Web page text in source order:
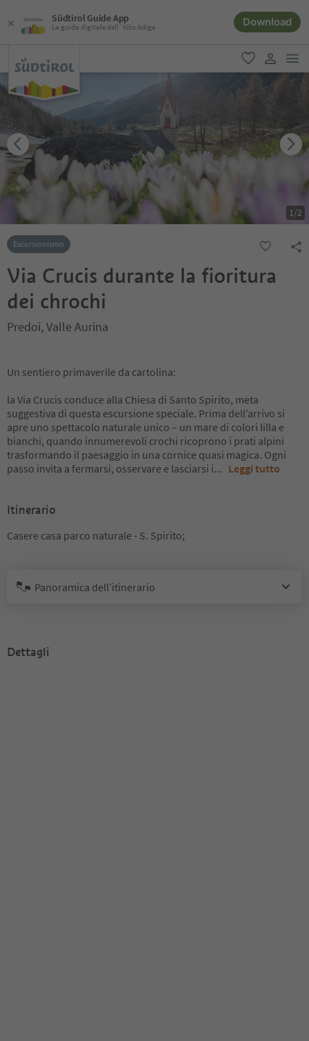
Südtirol Guide App
La guida digitale dell´Alto Adige Download
favoriti
user link
1/2
Escursionismo
Via Crucis durante la fioritura
dei chrochi
Predoi, Valle Aurina
Un sentiero primaverile da cartolina:
la Via Crucis conduce alla Chiesa di Santo Spirito, meta
suggestiva di questa escursione speciale. Prima dell’arrivo si
apre uno spettacolo naturale unico – un mare di colori lilla e
bianchi, quando innumerevoli crochi ricoprono i prati alpini
trasformando il paesaggio in una cornice quasi magica. Ogni
passo invita a fermarsi, osservare e lasciarsi i... Leggi tutto
Itinerario
Casere casa parco naturale - S. Spirito;
Panoramica dell’itinerario
Dettagli